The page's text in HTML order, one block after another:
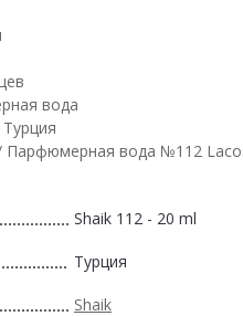
вода
Турция
Парфюмерная вода №112
Shaik 112 - 20 ml
Турция
Shaik